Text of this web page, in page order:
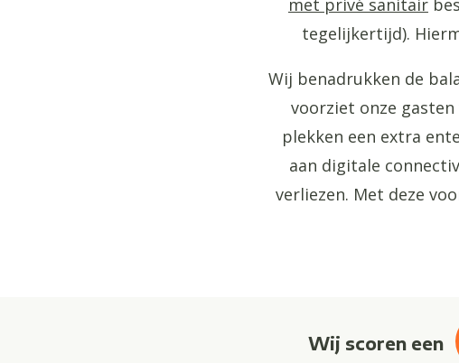
met privé sanitair
tegelijkertijd).
Wij benadrukken de
voorziet onze
plekken een extra
aan digitale
verliezen. Met deze
Wij scoren een